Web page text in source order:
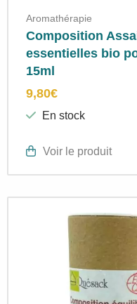
Aromathérapie
Composition
essentielles bio
15ml
9,80€
En stock
Voir le produit